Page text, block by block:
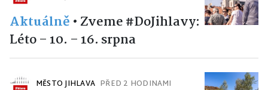
Aktuálně • Zveme #DoJihlavy:
Léto – 10. – 16. srpna
MĚSTO JIHLAVA PŘED 2 HODINAMI